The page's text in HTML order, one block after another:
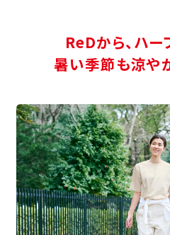
ReDから、ハ
暑い季節も涼や